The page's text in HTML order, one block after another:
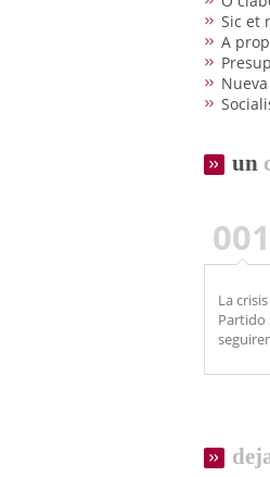
Sic et
A
un
001
La
Partido